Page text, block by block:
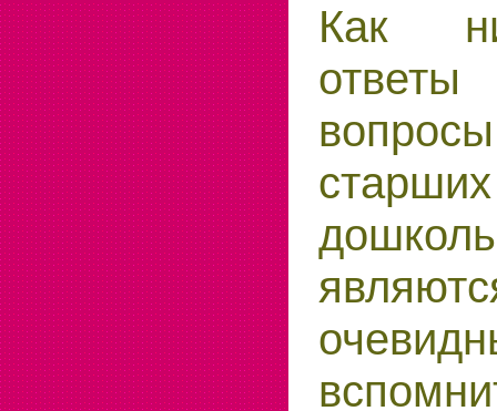
Как
старших